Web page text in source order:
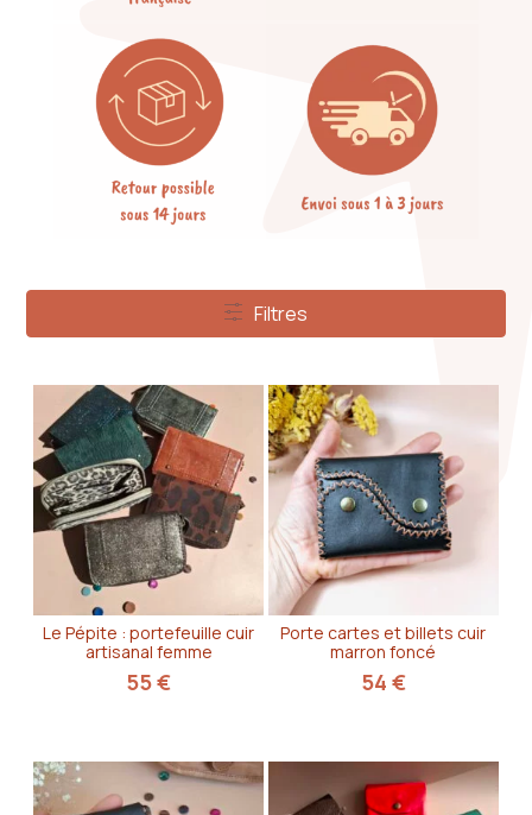
Filtres
Filtres
Le Pépite : portefeuille cuir
artisanal femme
55€
Porte cartes et billets cuir
marron foncé
54 €